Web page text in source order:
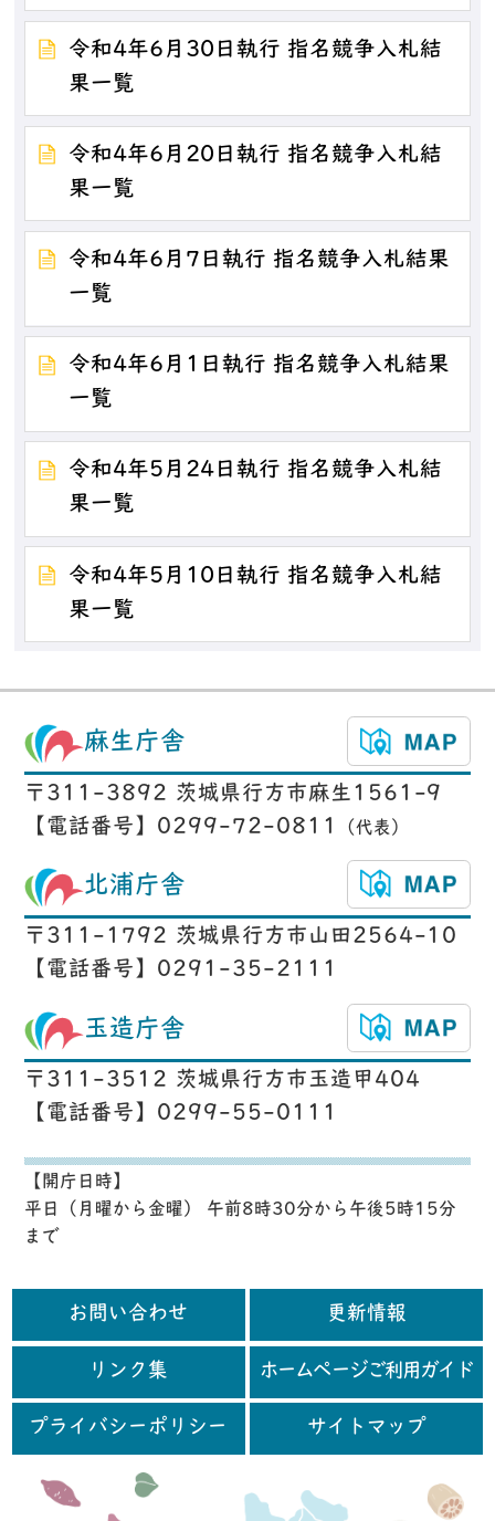
令和4年6月30日執行 指名競争入札結
果一覧
令和4年6月20日執行 指名競争入札結
果一覧
令和4年6月7日執行 指名競争入札結果
一覧
令和4年6月1日執行 指名競争入札結果
一覧
令和4年5月24日執行 指名競争入札結
果一覧
令和4年5月10日執行 指名競争入札結
果一覧
麻生庁舎
〒311-3892 茨城県行方市麻生1561-9
【電話番号】0299-72-0811
（代表）
北浦庁舎
〒311-1792 茨城県行方市山田2564-10
【電話番号】0291-35-2111
玉造庁舎
〒311-3512 茨城県行方市玉造甲404
【電話番号】0299-55-0111
【開庁日時】
平日（月曜から金曜） 午前8時30分から午後5時15分
まで
お問い合わせ 更新情報
リンク集 ホームページご利用ガイド
プライバシーポリシー サイトマップ